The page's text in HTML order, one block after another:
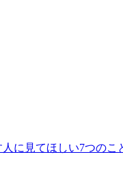
人に見てほしい7つのこ